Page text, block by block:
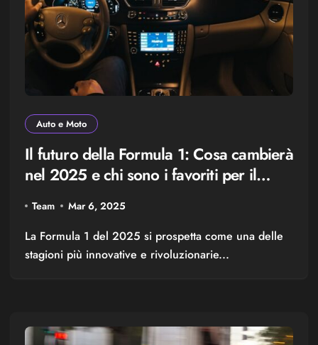
Auto e Moto
Il futuro della Formula 1: Cosa cambierà
nel 2025 e chi sono i favoriti per il
Team Mar 6, 2025
La Formula 1 del 2025 si prospetta come una delle
stagioni più innovative e rivoluzionarie...